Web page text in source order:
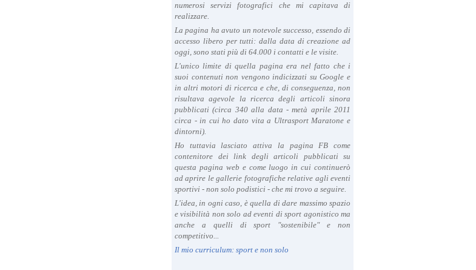
numerosi servizi fotografici che mi capitava di
realizzare.
La pagina ha avuto un notevole successo, essendo di
accesso libero per tutti: dalla data di creazione ad
oggi, sono stati più di 64.000 i contatti e le visite.
L'unico limite di quella pagina era nel fatto che i
suoi contenuti non vengono indicizzati su Google e
in altri motori di ricerca e che, di conseguenza, non
risultava agevole la ricerca degli articoli sinora
pubblicati (circa 340 alla data - metà aprile 2011
circa - in cui ho dato vita a Ultrasport Maratone e
dintorni).
Ho tuttavia lasciato attiva la pagina FB come
contenitore dei link degli articoli pubblicati su
questa pagina web e come luogo in cui continuerò
ad aprire le gallerie fotografiche relative agli eventi
sportivi - non solo podistici - che mi trovo a seguire.
L'idea, in ogni caso, è quella di dare massimo spazio
e visibilità non solo ad eventi di sport agonistico ma
anche a quelli di sport "sostenibile" e non
competitivo...
Il mio curriculum: sport e non solo